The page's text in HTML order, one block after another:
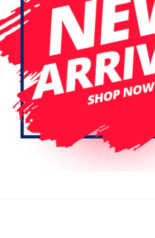
Datum (aflopend)
Pack
10T